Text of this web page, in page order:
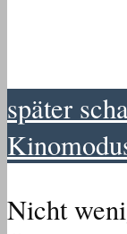
später
Nicht